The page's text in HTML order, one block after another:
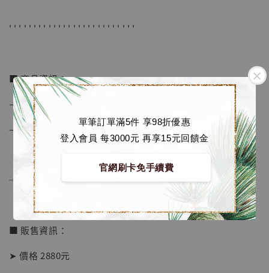
單筆訂單滿5件 享98折優惠
登入會員 每3000元 再享15元回饋金
官網刷卡免手續費
加入購物車
加購優惠【海賊王 布魯克達摩 [7STARS Studio]】
' ' ' ' ' ' ' ' ' ' ' ' ' ' ' ' ' ' ' ' ' ' ' ' ' '
■ 商品資訊：
– 高度約 20 cm
– 材質為 樹脂+PU
──────────────
■ 販售資訊：
➤ 價格 2880元